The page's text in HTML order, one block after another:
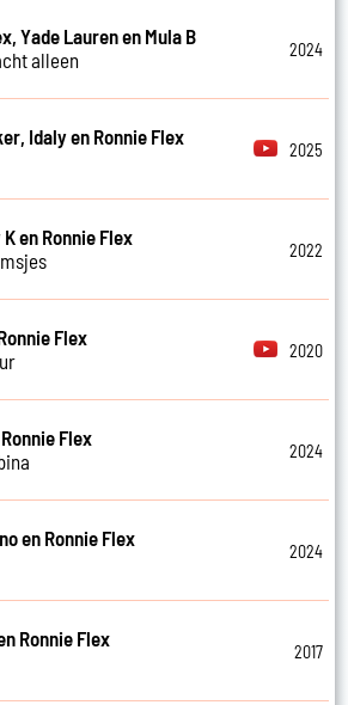
Yade Lauren en Mula B
alleen
2024
Idaly en Ronnie Flex
2025
en Ronnie Flex
2022
Flex
2020
Flex
2024
en Ronnie Flex
2024
Ronnie Flex
2017